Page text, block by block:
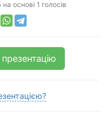
на основі 1 голосів